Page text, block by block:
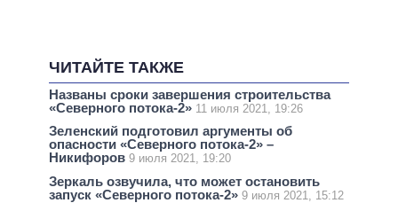
ЧИТАЙТЕ ТАКЖЕ
Названы сроки завершения строительства
«Северного потока-2» 11 июля 2021, 19:26
Зеленский подготовил аргументы об
опасности «Северного потока-2» –
Никифоров 9 июля 2021, 19:20
Зеркаль озвучила, что может остановить
запуск «Северного потока-2» 9 июля 2021, 15:12